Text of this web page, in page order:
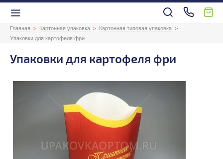
Главная Картонная упаковка
Картонная типовая упаковка
Упаковки для картофеля фри
Упаковки для картофеля фри